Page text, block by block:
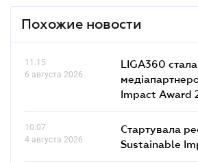
Похожие новости
11.15
6 августа 2026
LIGA360 стала
Impact Award
10.07
4 августа 2026
Стартувала
Sustainable